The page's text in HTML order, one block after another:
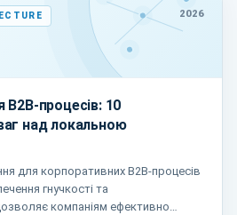
2026
B2B-процесів: 10
над локальною
для корпоративних B2B-процесів
гнучкості та
компаніям ефективно